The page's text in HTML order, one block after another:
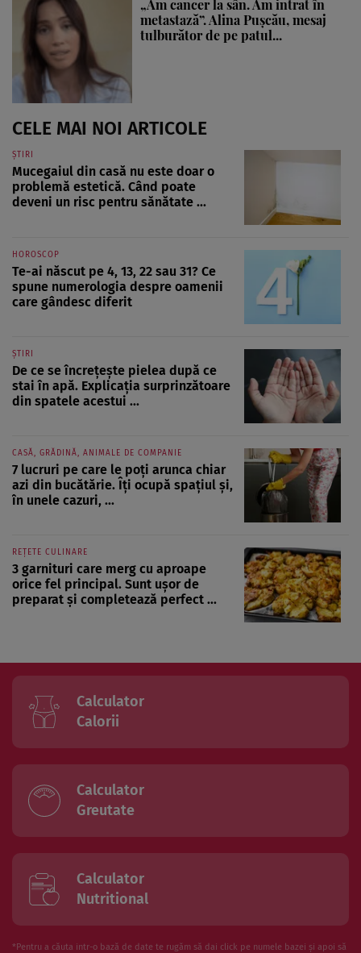
„Am cancer la sân. Am intrat în
metastază”. Alina Pușcău, mesaj
tulburător de pe patul...
CELE MAI NOI ARTICOLE
ȘTIRI
Mucegaiul din casă nu este doar o
problemă estetică. Când poate
deveni un risc pentru sănătate ...
HOROSCOP
Te-ai născut pe 4, 13, 22 sau 31? Ce
spune numerologia despre oamenii
care gândesc diferit
ȘTIRI
De ce se încrețește pielea după ce
stai în apă. Explicația surprinzătoare
din spatele acestui ...
CASĂ, GRĂDINĂ, ANIMALE DE COMPANIE
7 lucruri pe care le poți arunca chiar
azi din bucătărie. Îți ocupă spațiul și,
în unele cazuri, ...
REȚETE CULINARE
3 garnituri care merg cu aproape
orice fel principal. Sunt ușor de
preparat și completează perfect ...
Calculator
Calorii
Calculator
Greutate
Calculator
Nutritional
*Pentru a căuta intr-o bază de date te rugăm să dai click pe numele bazei și apoi să